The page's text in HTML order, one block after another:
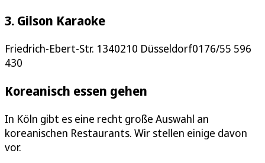
3. Gilson Karaoke
Friedrich-Ebert-Str. 1340210 Düsseldorf0176/55 596
430
Koreanisch essen gehen
In Köln gibt es eine recht große Auswahl an
koreanischen Restaurants. Wir stellen einige davon
vor.